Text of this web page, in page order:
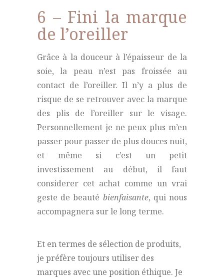
6 – Fini la marque
de l’oreiller
Grâce à la douceur à l’épaisseur de la
soie, la peau n’est pas froissée au
contact de l’oreiller. Il n’y a plus de
risque de se retrouver avec la marque
des plis de l’oreiller sur le visage.
Personnellement je ne peux plus m’en
passer pour passer de plus douces nuit,
et même si c’est un petit
investissement au début, il faut
considerer cet achat comme un vrai
geste de beauté bienfaisante, qui nous
accompagnera sur le long terme.
Et en termes de sélection de produits,
je préfère toujours utiliser des
marques avec une position éthique. Je